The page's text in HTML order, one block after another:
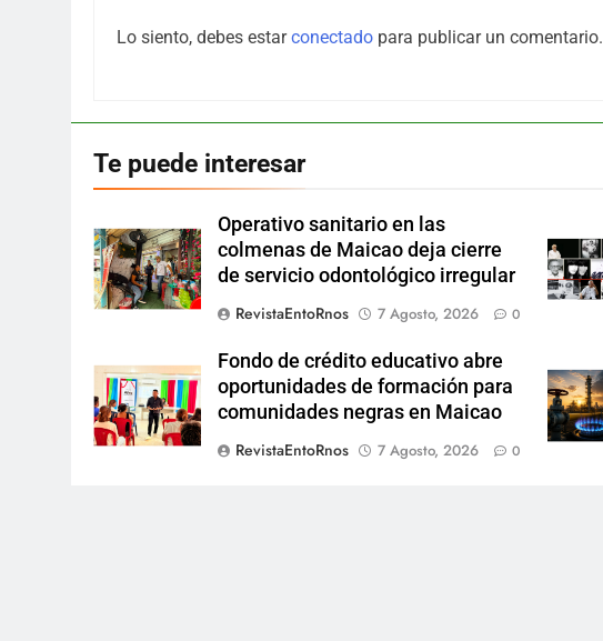
Lo siento, debes estarconectado para publicar un comentario.
Te puede interesar
Operativo sanitario en las
colmenas de Maicao deja cierre
de servicio odontológico irregular
RevistaEntoRnos
7 Agosto, 2026 0
Fondo de crédito educativo abre
oportunidades de formación para
comunidades negras en Maicao
RevistaEntoRnos
7 Agosto, 2026 0